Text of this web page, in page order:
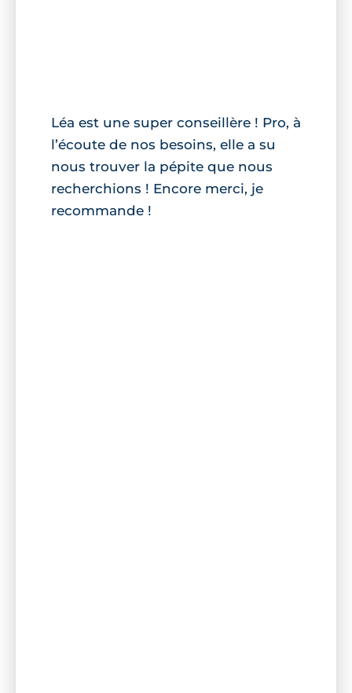
Léa est une super conseillère ! Pro, à
l’écoute de nos besoins, elle a su
nous trouver la pépite que nous
recherchions ! Encore merci, je
recommande !